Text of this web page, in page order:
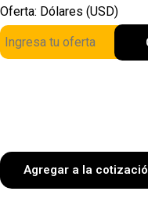
Oferta: Dólares (USD)
Agregar a la